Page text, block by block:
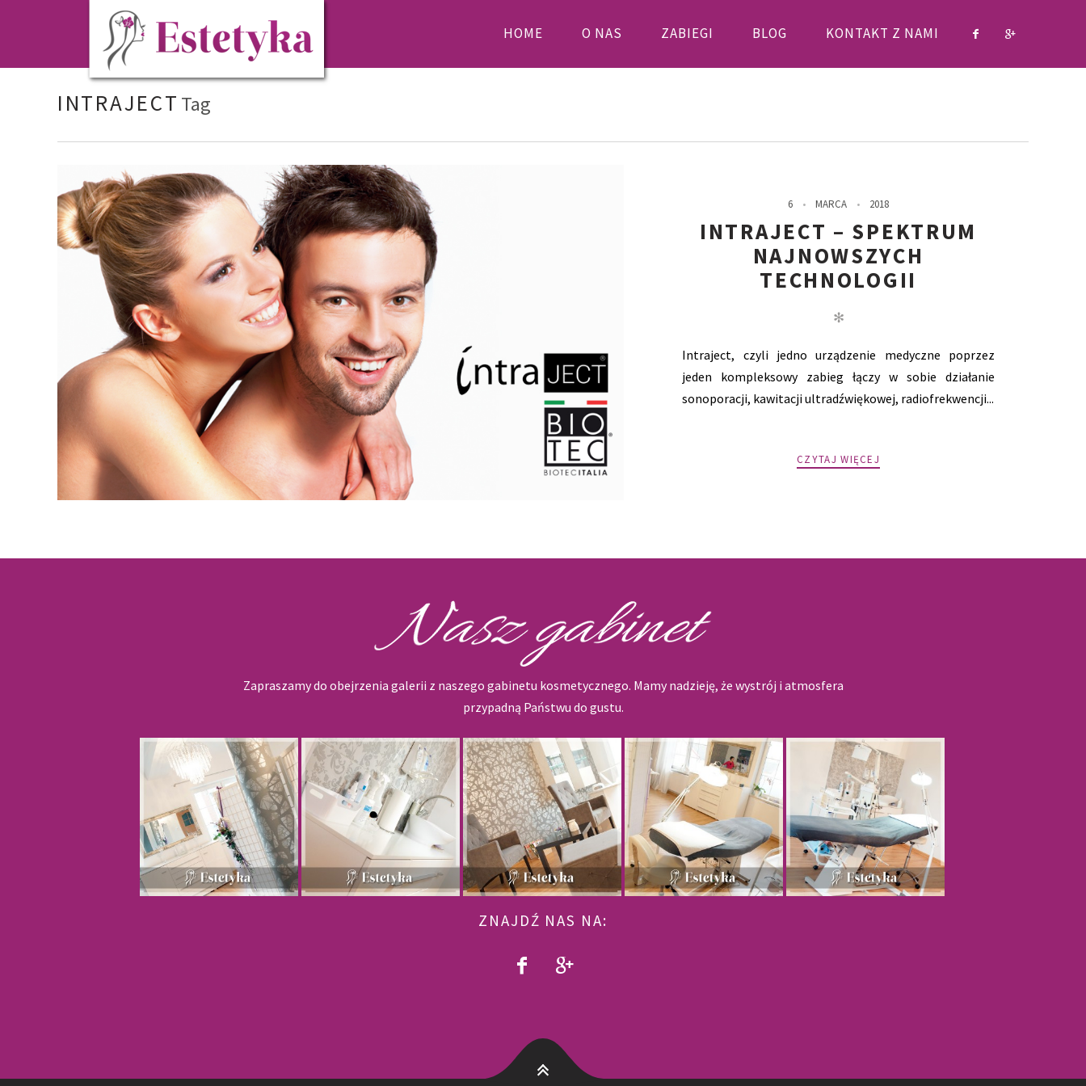
PRIMARY
HOME O NAS ZABIEGI BLOG KONTAKT Z NAMI
INTRAJECT Tag
6 MARCA 2018
INTRAJECT – SPEKTRUM
NAJNOWSZYCH
TECHNOLOGII
✻
Intraject, czyli jedno urządzenie medyczne poprzez
jeden kompleksowy zabieg łączy w sobie działanie
sonoporacji, kawitacji ultradźwiękowej, radiofrekwencji...
CZYTAJ WIĘCEJ
Zapraszamy do obejrzenia galerii z naszego gabinetu kosmetycznego. Mamy nadzieję, że wystrój i atmosfera
przypadną Państwu do gustu.
ZNAJDŹ NAS NA: